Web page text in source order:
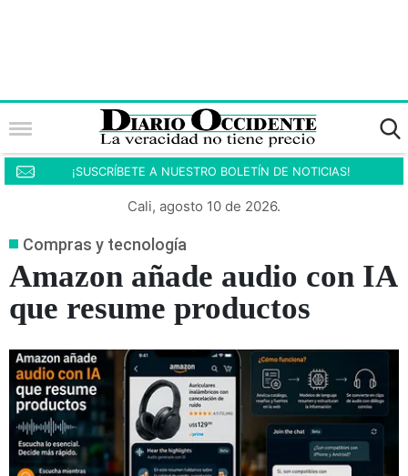
¡SUSCRÍBETE A NUESTRO BOLETÍN DE NOTICIAS!
Cali, agosto 10 de 2026.
Compras y tecnología
Amazon añade audio con IA
que resume productos